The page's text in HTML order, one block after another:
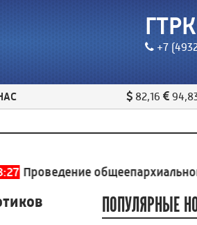
+7
82,16
общеепархиального
ПОПУЛЯРНЫЕ